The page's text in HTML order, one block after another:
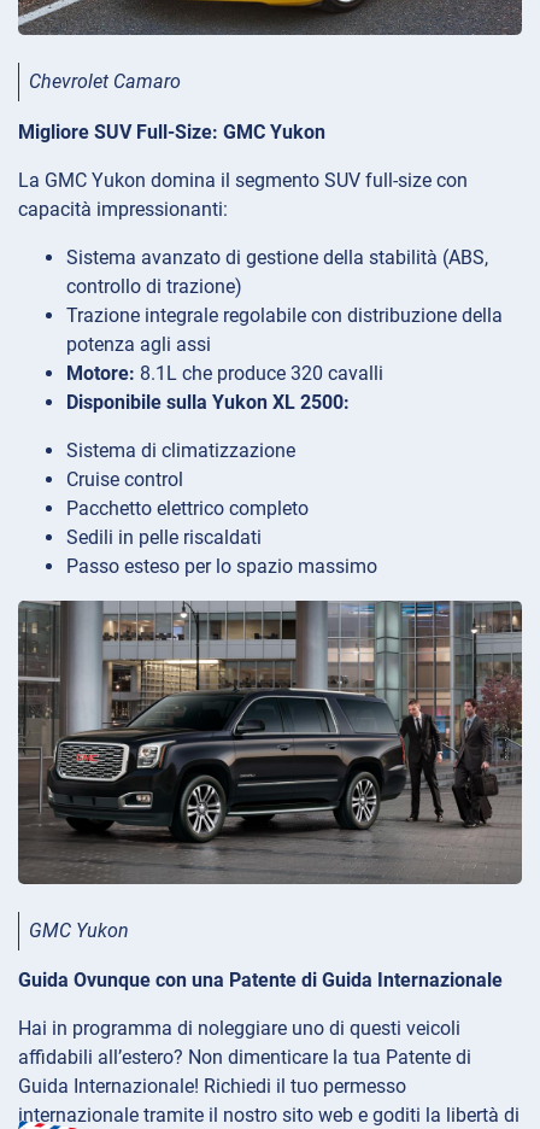
Chevrolet Camaro
Migliore SUV Full-Size: GMC Yukon
La GMC Yukon domina il segmento SUV full-size con
capacità impressionanti:
Sistema avanzato di gestione della stabilità (ABS,
controllo di trazione)
Trazione integrale regolabile con distribuzione della
potenza agli assi
Motore: 8.1L che produce 320 cavalli
Disponibile sulla Yukon XL 2500:
Sistema di climatizzazione
Cruise control
Pacchetto elettrico completo
Sedili in pelle riscaldati
Passo esteso per lo spazio massimo
GMC Yukon
Guida Ovunque con una Patente di Guida Internazionale
Hai in programma di noleggiare uno di questi veicoli
affidabili all’estero? Non dimenticare la tua Patente di
Guida Internazionale! Richiedi il tuo permesso
internazionale tramite il nostro sito web e goditi la libertà di